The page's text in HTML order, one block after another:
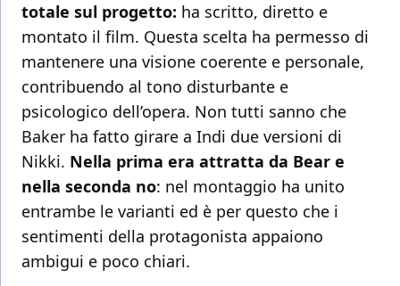
totale sul progetto: ha scritto, diretto e
montato il film. Questa scelta ha permesso di
mantenere una visione coerente e personale,
contribuendo al tono disturbante e
psicologico dell’opera. Non tutti sanno che
Baker ha fatto girare a Indi due versioni di
Nikki. Nella prima era attratta da Bear e
nella seconda no: nel montaggio ha unito
entrambe le varianti ed è per questo che i
sentimenti della protagonista appaiono
ambigui e poco chiari.